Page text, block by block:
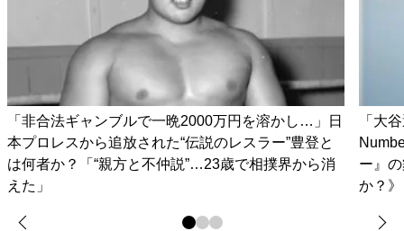
「非合法ギャンブルで一晩2000万円を溶かし…」日
本プロレスから追放された“伝説のレスラー”豊登と
は何者か？「“親方と不仲説”…23歳で相撲界から消
えた」
「大
ー』
か？》